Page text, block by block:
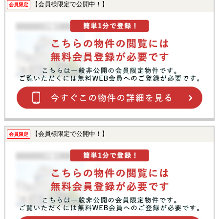
会員限定 【会員様限定で公開中！】
会員限定 【会員様限定で公開中！】